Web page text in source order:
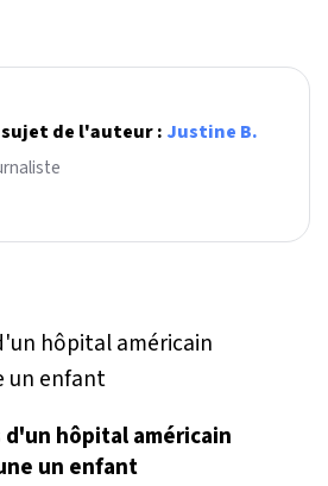
sujet de l'auteur : Justine B.
hôpital américain
un enfant